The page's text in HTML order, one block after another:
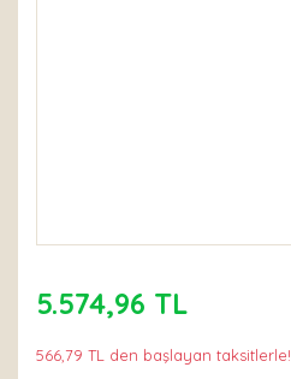
5.574,96 TL
566,79 TL den başlayan taksitlerle!